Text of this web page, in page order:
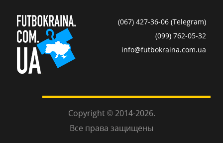
(067) 427-36-06 (Telegram)
(099) 762-05-32
info@futbokraina.com.ua
Copyright © 2014-2026.
Все права защищены